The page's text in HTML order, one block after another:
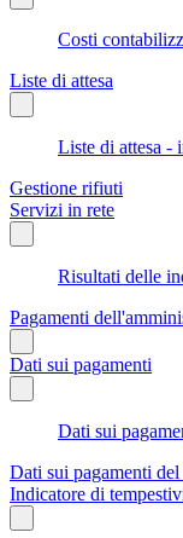
Costi
Liste di attesa
Liste di attesa -
Gestione rifiuti
Servizi in rete
Risultati delle
Pagamenti
Dati sui pagamenti
Dati sui
Dati sui pagamenti
Indicatore di